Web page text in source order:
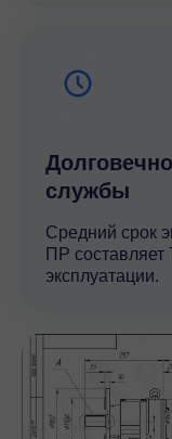
службы
Средний срок
ПР
эксплуатации.